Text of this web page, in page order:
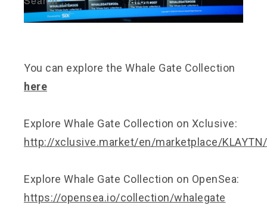
You can explore the Whale Gate Collection
here
Explore Whale Gate Collection on Xclusive:
http://xclusive.market/en/marketplace/
Explore Whale Gate Collection on OpenSea:
https://opensea.io/collection/whalegate